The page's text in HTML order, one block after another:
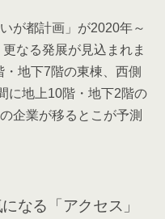
が都計画」が2020年～
なる発展が見込まれま
地下7階の東棟、西側
に地上10階・地下2階の
企業が移るとこが予測
になる「アクセス」